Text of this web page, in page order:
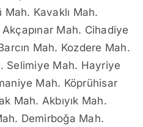
Kavaklı Mah.
Mah. Cihadiye
Mah. Kozdere Mah.
Selimiye Mah. Hayriye
Mah. Köprühisar
Mah. Akbıyık Mah.
Demirboğa Mah.